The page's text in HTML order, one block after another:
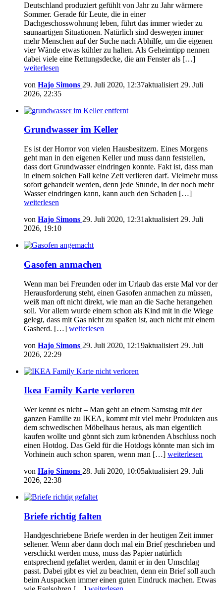
Deutschland produziert gefühlt von Jahr zu Jahr wärmere
Sommer. Gerade für Leute, die in einer
Dachgeschosswohnung leben, führt das immer wieder zu
saunaartigen Situationen. Natürlich sind deswegen immer
mehr Menschen auf der Suche nach Abhilfe, um die eigenen
vier Wände etwas kühler zu halten. Als Geheimtipp nennen
dabei viele eine Rettungsdecke, die am Fenster als […]
weiterlesen
von Hajo Simons 29. Juli 2020, 12:37aktualisiert 29. Juli
2026, 22:35
Grundwasser im Keller
Es ist der Horror von vielen Hausbesitzern. Eines Morgens
geht man in den eigenen Keller und muss dann feststellen,
dass dort Grundwasser eindringen konnte. Fakt ist, dass man
in einem solchen Fall keine Zeit verlieren darf. Vielmehr muss
sofort gehandelt werden, denn jede Stunde, in der noch mehr
Wasser eindringen kann, kann auch den Schaden […]
weiterlesen
von Hajo Simons 29. Juli 2020, 12:31aktualisiert 29. Juli
2026, 19:10
Gasofen anmachen
Wenn man bei Freunden oder im Urlaub das erste Mal vor der
Herausforderung steht, einen Gasofen anmachen zu müssen,
weiß man oft nicht direkt, wie man an die Sache herangehen
soll. Vor allem wurde einem schon als Kind mit in die Wiege
gelegt, dass mit Gas nicht zu spaßen ist, auch nicht mit einem
Gasherd. […] weiterlesen
von Hajo Simons 29. Juli 2020, 12:19aktualisiert 29. Juli
2026, 22:29
Ikea Family Karte verloren
Wer kennt es nicht – Man geht an einem Samstag mit der
ganzen Familie zu IKEA, kommt mit viel mehr Produkten aus
dem schwedischen Möbelhaus heraus, als man eigentlich
kaufen wollte und gönnt sich zum krönenden Abschluss noch
einen Hotdog. Das Geld für die Hotdogs könnte man sich im
Vorhinein auch schon sparen, wenn man […] weiterlesen
von Hajo Simons 28. Juli 2020, 10:05aktualisiert 29. Juli
2026, 22:38
Briefe richtig falten
Handgeschriebene Briefe werden in der heutigen Zeit immer
seltener. Wenn aber dann doch mal ein Brief geschrieben und
verschickt werden muss, muss das Papier natürlich
entsprechend gefaltet werden, damit er in den Umschlag
passt. Dabei gibt es viel zu beachten, denn ein Brief soll auch
beim Auspacken immer einen guten Eindruck machen. Etwas